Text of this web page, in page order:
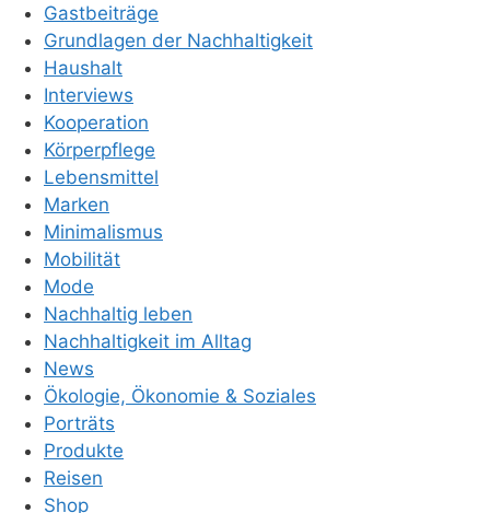
Gastbeiträge
Grundlagen der Nachhaltigkeit
Haushalt
Interviews
Kooperation
Körperpflege
Lebensmittel
Marken
Minimalismus
Mobilität
Mode
Nachhaltig leben
Nachhaltigkeit im Alltag
News
Ökologie, Ökonomie & Soziales
Porträts
Produkte
Reisen
Shop